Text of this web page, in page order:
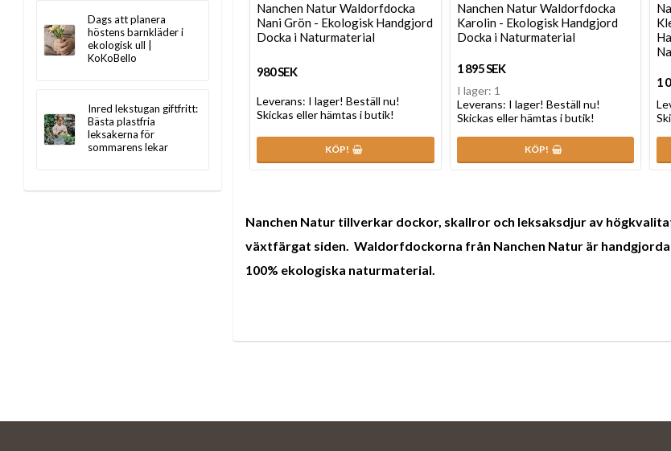
Dags att planera
höstens barnkläder i
ekologisk ull |
KoKoBello
Inred lekstugan giftfritt:
Bästa plastfria
leksakerna för
sommarens lekar
Nanchen Natur Waldorfdocka
Nani Grön - Ekologisk Handgjord
Docka i Naturmaterial
980 SEK
Leverans: I lager! Beställ nu!
Skickas eller hämtas i butik!
KÖP!
Nanchen Natur Waldorfdocka
Karolin - Ekologisk Handgjord
Docka i Naturmaterial
1 895 SEK
I lager: 1
Leverans: I lager! Beställ nu!
Skickas eller hämtas i butik!
KÖP!
1
Nanchen Natur tillverkar dockor, skallror och leksaksdjur av
växtfärgat siden. Waldorfdockorna från Nanchen Natur är
100% ekologiska naturmaterial.